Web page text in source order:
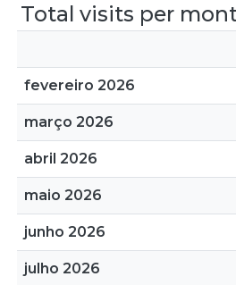
Total visits per
fevereiro 2026
março 2026
abril 2026
maio 2026
junho 2026
julho 2026